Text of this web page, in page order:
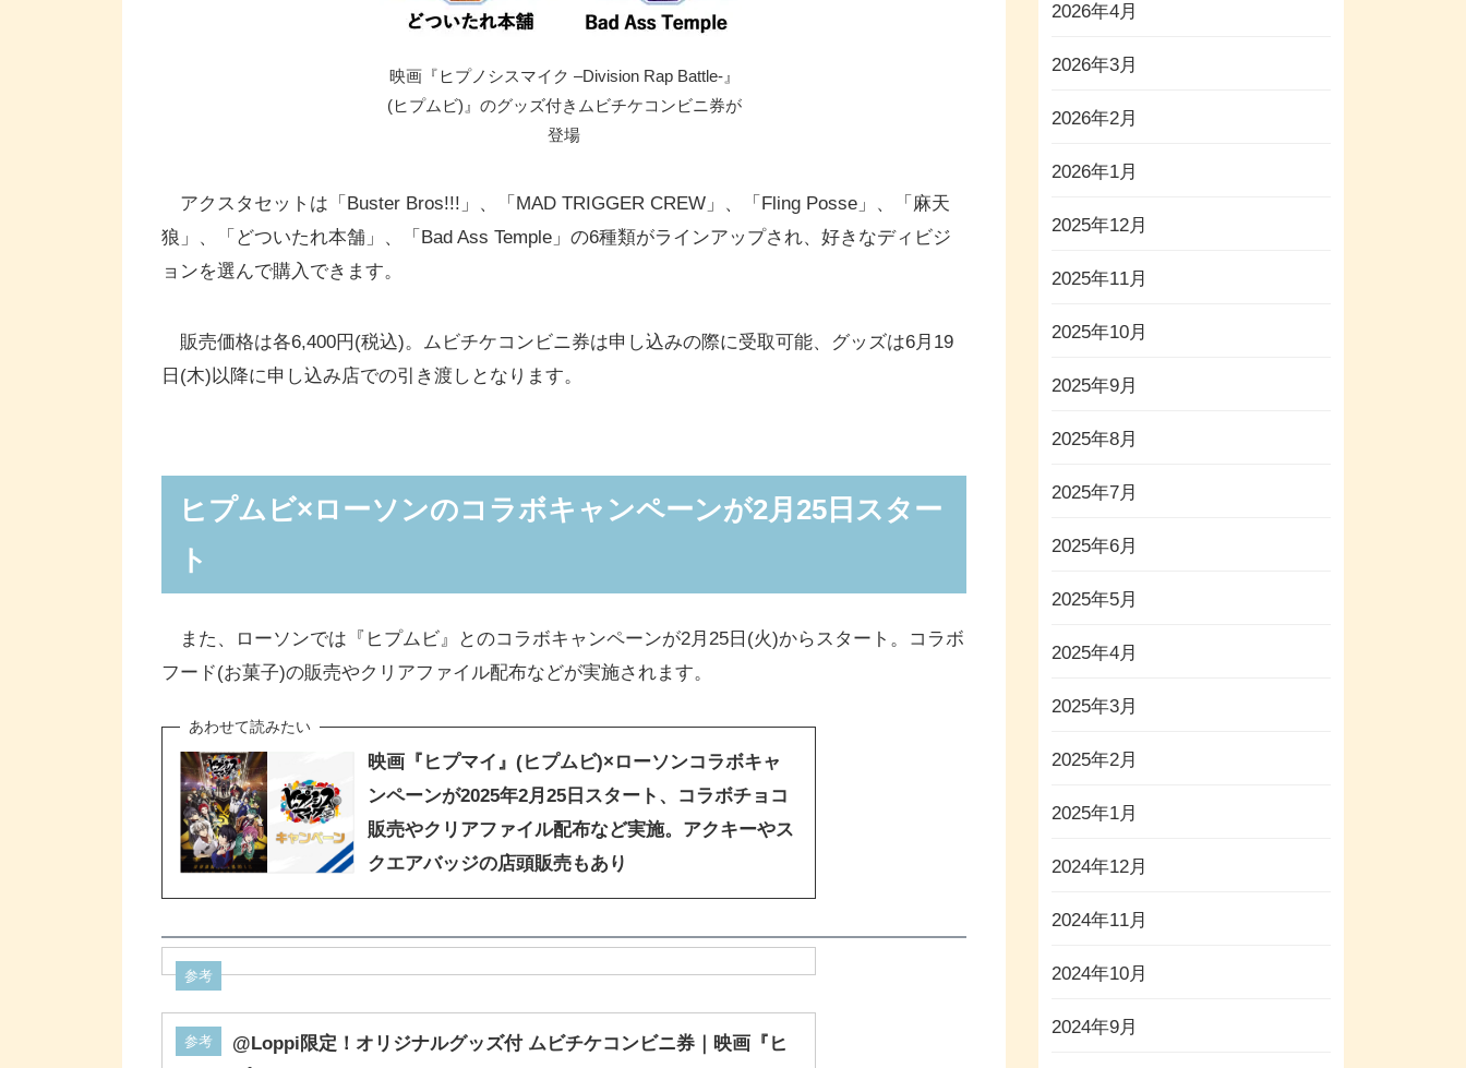
映画『ヒプノシスマイク –Division Rap Battle-』
(ヒプムビ)』のグッズ付きムビチケコンビニ券が
登場
アクスタセットは「Buster Bros!!!」、「MAD TRIGGER CREW」、「Fling Posse」、「麻天
狼」、「どついたれ本舗」、「Bad Ass Temple」の6種類がラインアップされ、好きなディビジ
ョンを選んで購入できます。
販売価格は各6,400円(税込)。ムビチケコンビニ券は申し込みの際に受取可能、グッズは6月19
日(木)以降に申し込み店での引き渡しとなります。
ヒプムビ×ローソンのコラボキャンペーンが2月25日スター
ト
また、ローソンでは『ヒプムビ』とのコラボキャンペーンが2月25日(火)からスタート。コラボ
フード(お菓子)の販売やクリアファイル配布などが実施されます。
映画『ヒプマイ』(ヒプムビ)×ローソンコラボキャ
ンペーンが2025年2月25日スタート、コラボチョコ
販売やクリアファイル配布など実施。アクキーやス
クエアバッジの店頭販売もあり
参考
参考
@Loppi限定！オリジナルグッズ付 ムビチケコンビニ券｜映画『ヒ
2026年4月
2026年3月
2026年2月
2026年1月
2025年12月
2025年11月
2025年10月
2025年9月
2025年8月
2025年7月
2025年6月
2025年5月
2025年4月
2025年3月
2025年2月
2025年1月
2024年12月
2024年11月
2024年10月
2024年9月